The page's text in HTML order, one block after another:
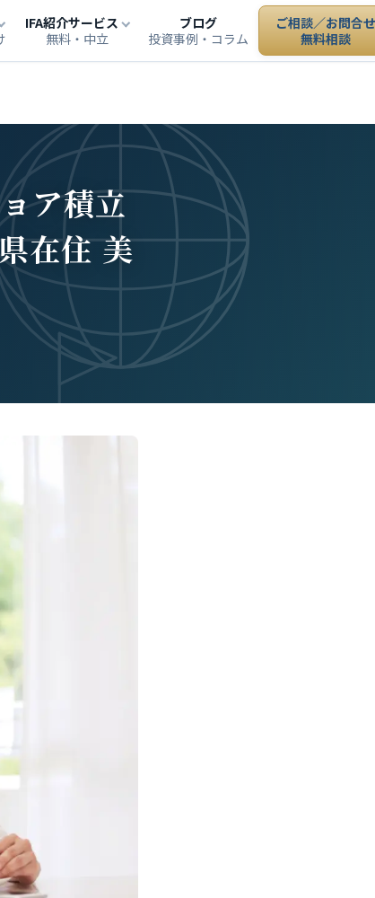
IFA紹介サービス
無料・中立
ブログ
投資事例・コラム
ご相談／お問合
無料相談
ア積立
在住 美